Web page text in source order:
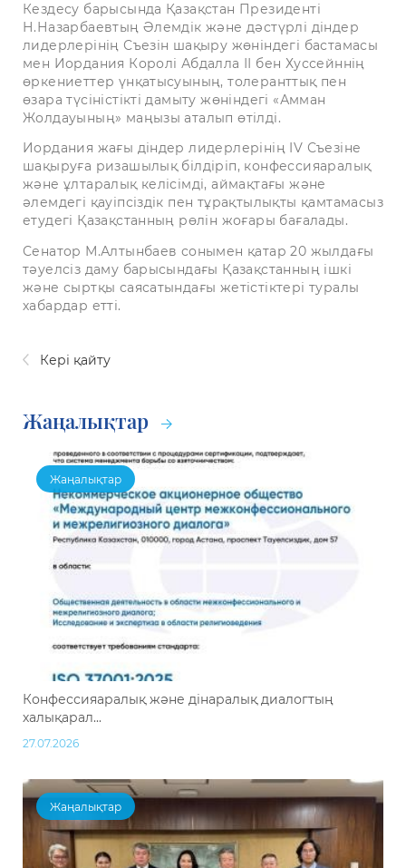
Кездесу барысында Қазақстан Президенті
Н.Назарбаевтың Әлемдік және дәстүрлі діндер
лидерлерінің Съезін шақыру жөніндегі бастамасы
мен Иордания Королі Абдалла ІІ бен Хуссейннің
өркениеттер үнқатысуының, толеранттық пен
өзара түсіністікті дамыту жөніндегі «Амман
Жолдауының» маңызы аталып өтілді.
Иордания жағы діндер лидерлерінің IV Съезіне
шақыруға ризашылық білдіріп, конфессияаралық
және ұлтаралық келісімді, аймақтағы және
әлемдегі қауіпсіздік пен тұрақтылықты қамтамасыз
етудегі Қазақстанның рөлін жоғары бағалады.
Сенатор М.Алтынбаев сонымен қатар 20 жылдағы
тәуелсіз даму барысындағы Қазақстанның ішкі
және сыртқы саясатындағы жетістіктері туралы
хабардар етті.
Кері қайту
Жаңалықтар
Жаңалықтар
Конфессияаралық және дінаралық диалогтың
халықарал...
27.07.2026
Жаңалықтар